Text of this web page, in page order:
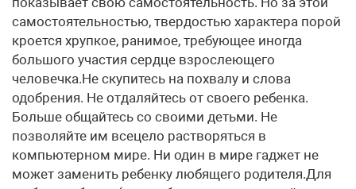
самостоятельностью, твердостью характера порой
кроется хрупкое, ранимое, требующее иногда
большого участия сердце взрослеющего
человечка.Не скупитесь на похвалу и слова
одобрения. Не отдаляйтесь от своего ребенка.
Больше общайтесь со своими детьми. Не
позволяйте им всецело растворяться в
компьютерном мире. Ни один в мире гаджет не
может заменить ребенку любящего родителя.Для